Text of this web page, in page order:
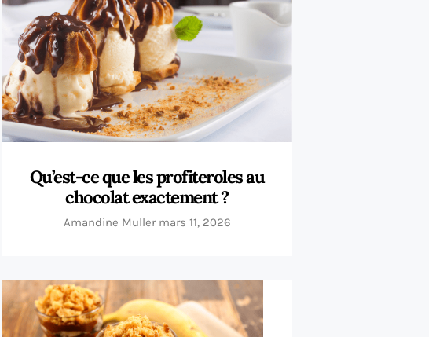
Qu’est-ce que les profiteroles au
chocolat exactement ?
Amandine Muller mars 11, 2026